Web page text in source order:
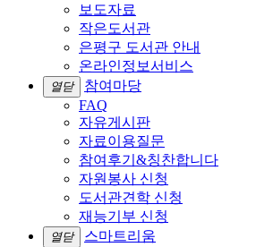
보도자료
작은도서관
은평구 도서관 안내
온라인정보서비스
열닫
참여마당
FAQ
자유게시판
자료이용질문
참여후기&칭찬합니다
자원봉사 신청
도서관견학 신청
재능기부 신청
열닫
스마트리움